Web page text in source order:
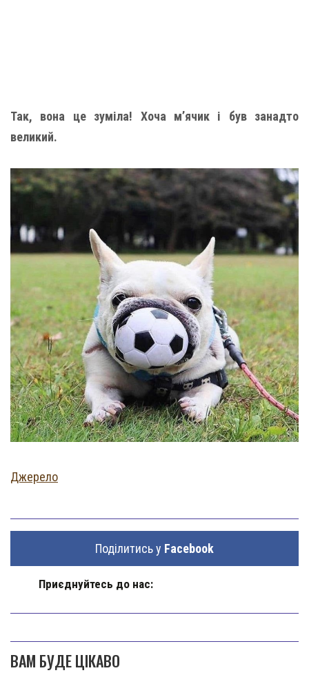
Так, вона це зуміла! Хоча м’ячик і був занадто
великий.
Джерело
Поділитись у Facebook
Приєднуйтесь до нас:
ВАМ БУДЕ ЦІКАВО